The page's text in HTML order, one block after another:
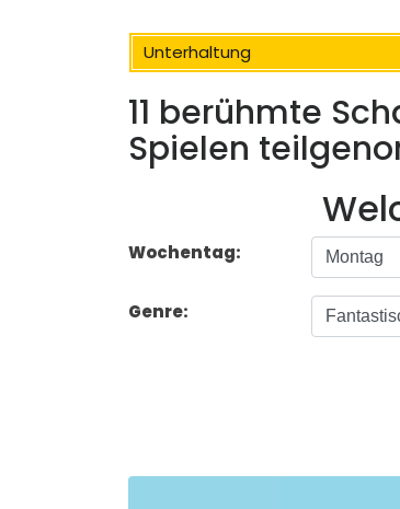
Unterhaltung
11 berühmte
Spielen
Wochentag:
Genre: